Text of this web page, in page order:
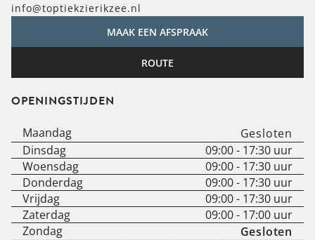
info@toptiekzierikzee.nl
MAAK EEN AFSPRAAK
ROUTE
OPENINGSTIJDEN
Maandag
Gesloten
Dinsdag
09:00- 17:30 uur
Woensdag
09:00- 17:30 uur
Donderdag
09:00- 17:30 uur
Vrijdag
09:00- 17:30 uur
Zaterdag
09:00- 17:00 uur
Zondag
Gesloten